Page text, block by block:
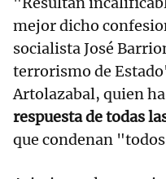
mejor dicho
socialista José
terrorismo de
Artolazabal, quien
respuesta de todas
que condenan